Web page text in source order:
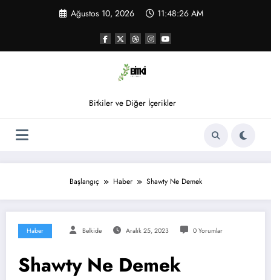
Ağustos 10, 2026 11:48:26 AM
Bitkiler ve Diğer İçerikler
Başlangıç Haber Shawty Ne Demek
Haber Belkide Aralık 25, 2023 0 Yorumlar
Shawty Ne Demek